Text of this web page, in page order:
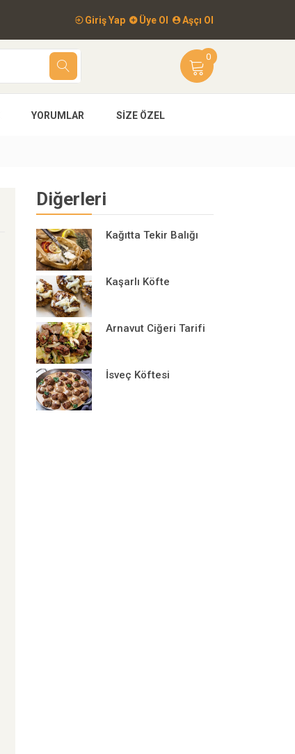
Giriş Yap Üye Ol Aşçı Ol
0
YORUMLAR SIZE ÖZEL
Diğerleri
Kağıtta Tekir Balığı
Kaşarlı Köfte
Arnavut Ciğeri Tarifi
İsveç Köftesi